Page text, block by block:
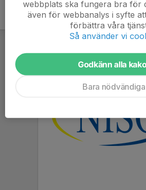
webbplats ska fungera bra för
även för webbanalys i syfte
förbättra våra
Så använder vi
Godkänn alla
Bara nödvändiga